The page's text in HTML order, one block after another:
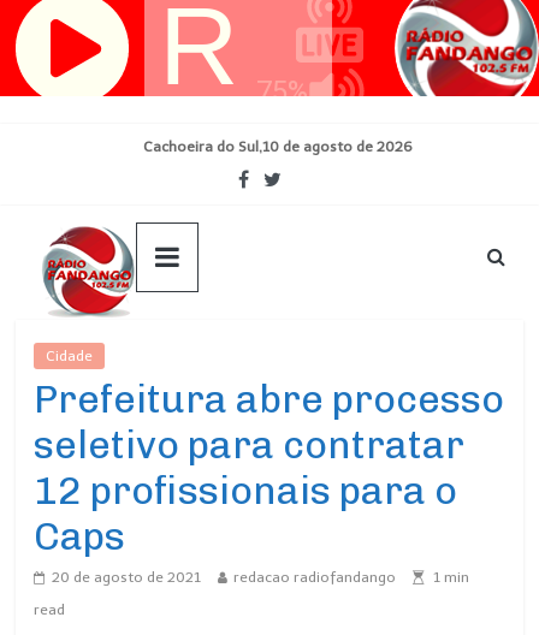
Pular
para
Cachoeira do Sul,10 de agosto de 2026
Cidade
Prefeitura abre processo
seletivo para contratar
12 profissionais para o
Caps
20 de agosto de 2021 redacao radiofandango 1 min
read